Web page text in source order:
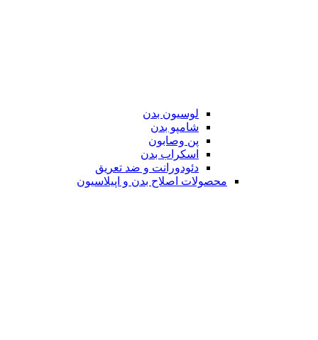
لوسیون بدن
شامپو بدن
پن وصابون
اسکراب بدن
دئودورانت و ضد تعریق
محصولات اصلاح بدن و اپیلاسیون